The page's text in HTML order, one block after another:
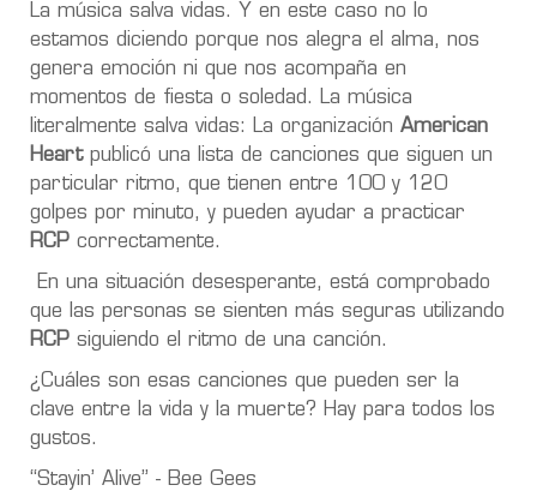
La música salva vidas. Y en este caso no lo
estamos diciendo porque nos alegra el alma, nos
genera emoción ni que nos acompaña en
momentos de fiesta o soledad. La música
literalmente salva vidas: La organización American
Heartpublicó una lista de canciones que siguen un
particular ritmo, que tienen entre 100 y 120
golpes por minuto, y pueden ayudar a practicar
RCP correctamente.
En una situación desesperante, está comprobado
que las personas se sienten más seguras utilizando
RCP siguiendo el ritmo de una canción.
¿Cuáles son esas canciones que pueden ser la
clave entre la vida y la muerte? Hay para todos los
gustos.
“Stayin’ Alive” - Bee Gees